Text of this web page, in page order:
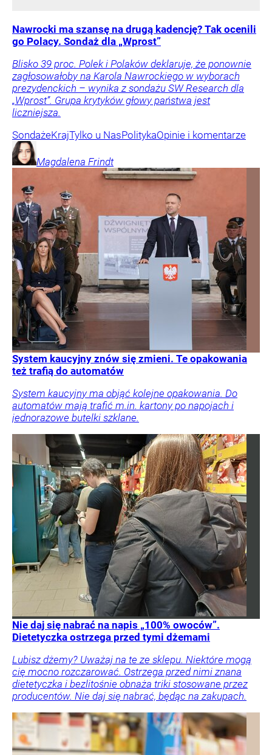
Nawrocki ma szansę na drugą kadencję? Tak ocenili
go Polacy. Sondaż dla „Wprost”
Blisko 39 proc. Polek i Polaków deklaruje, że ponownie
zagłosowałoby na Karola Nawrockiego w wyborach
prezydenckich – wynika z sondażu SW Research dla
„Wprost”. Grupa krytyków głowy państwa jest
liczniejsza.
SondażeKrajTylko u NasPolitykaOpinie i komentarze
Magdalena Frindt
System kaucyjny znów się zmieni. Te opakowania
też trafią do automatów
System kaucyjny ma objąć kolejne opakowania. Do
automatów mają trafić m.in. kartony po napojach i
jednorazowe butelki szklane.
Nie daj się nabrać na napis „100% owoców”.
Dietetyczka ostrzega przed tymi dżemami
Lubisz dżemy? Uważaj na te ze sklepu. Niektóre mogą
cię mocno rozczarować. Ostrzega przed nimi znana
dietetyczka i bezlitośnie obnaża triki stosowane przez
producentów. Nie daj się nabrać, będąc na zakupach.